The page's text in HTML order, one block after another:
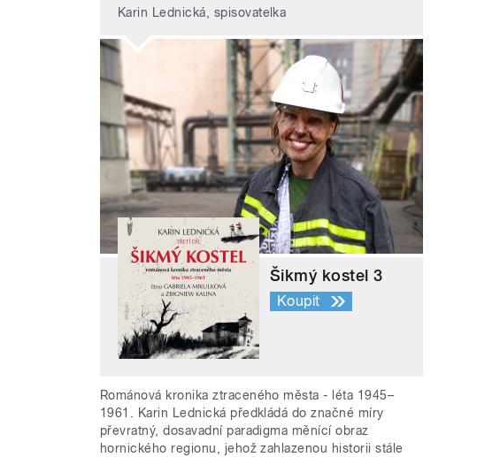
Karin Lednická, spisovatelka
Šikmý kostel 3
Koupit
Románová kronika ztraceného města - léta 1945–
1961. Karin Lednická předkládá do značné míry
převratný, dosavadní paradigma měnící obraz
hornického regionu, jehož zahlazenou historii stále